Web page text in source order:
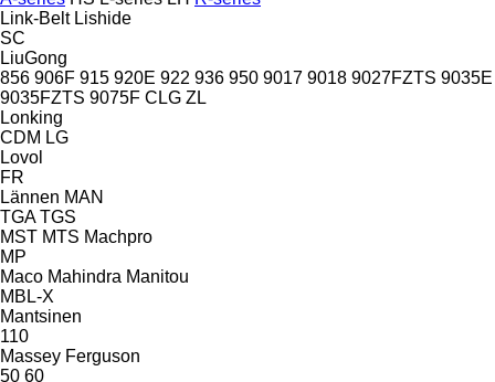
Link-Belt Lishide
SC
LiuGong
856 906F 915 920E 922 936 950 9017 9018 9027FZTS 9035E
9035FZTS 9075F CLG ZL
Lonking
CDM LG
Lovol
FR
Lännen MAN
TGA TGS
MST MTS Machpro
MP
Maco Mahindra Manitou
MBL-X
Mantsinen
110
Massey Ferguson
50 60